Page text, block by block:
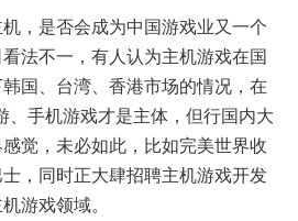
，是否会成为中国游戏业又一个
法不一，有人认为主机游戏在国
国、台湾、香港市场的情况，在
、手机游戏才是主体，但行国内大
觉，未必如此，比如完美世界收
，同时正大肆招聘主机游戏开发
游戏领域。